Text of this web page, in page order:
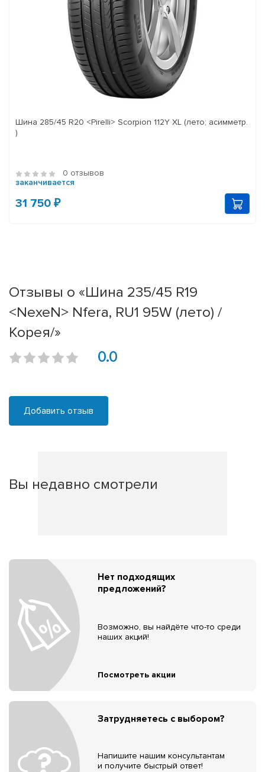
Шина 285/45 R20 <Pirelli> Scorpion 112Y XL (лето; асимметр.
)
0 отзывов
заканчивается
31 750 ₽
Отзывы о «Шина 235/45 R19
<NexeN> Nfera, RU1 95W (лето) /
Корея/»
0.0
Добавить отзыв
Вы недавно смотрели
Нет подходящих
предложений?
Возможно, вы найдёте что-то среди
наших акций!
Посмотреть акции
Затрудняетесь с выбором?
Напишите нашим консультантам
и получите быстрый ответ!